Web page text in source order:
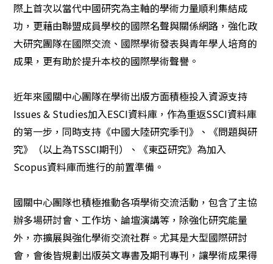
際上首次以當代中國研究為主軸的學術力量順利集結成
功，更藉由聯盟成員學校的國際名聲與關係網路，強化政
大研究團隊在國際交流、國際學術發表與青年學人培育的
成果，更有助於提升本校的國際學術聲譽。
近年來國關中心團隊在學術出版方面積極投入資源支持
Issues & Studies加入ESCI資料庫，作為重返SSCI資料庫
的第一步，同時支持《中國大陸研究季刊》、《問題與研
究》（以上為TSSCI期刊）、《東亞研究》為加入
Scopus資料庫而進行的前置準備。
國關中心團隊也積極推動各項學術交流活動，包含了主協
辦多場研討會、工作坊、論壇演講等，除強化研究能量
外，亦擴展與強化學術交流社群。尤其是大型國際研討
會，會後皆規劃出版英文專書及期刊專刊，讓學術成果得